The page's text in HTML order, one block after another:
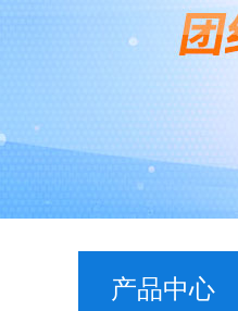
产品中心